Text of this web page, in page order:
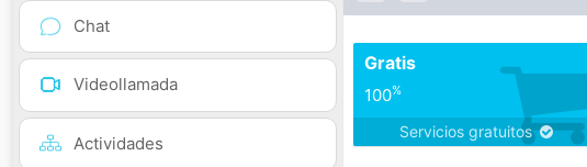
Chat
Videollamada
Actividades
Gratis
100%
Servicios gratuitos